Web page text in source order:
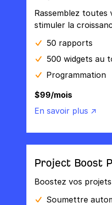
Rassemblez toutes
stimuler la
50 rapports
500 widgets au
Programmation
$99/mois
En savoir plus ↗
Project Boost
Boostez vos
Soumettre